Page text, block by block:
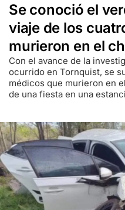
Se conoció el
viaje de los
murieron en el
Con el avance de la
ocurrido en Tornquist, se
médicos que murieron en
de una fiesta en una